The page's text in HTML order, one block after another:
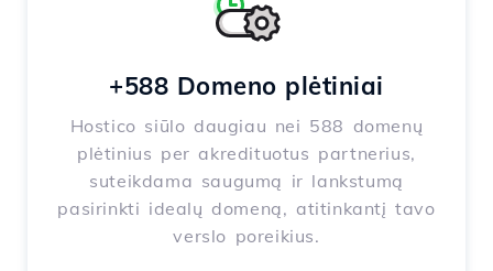
+588 Domeno plėtiniai
Hostico siūlo daugiau nei 588 domenų
plėtinius per akredituotus partnerius,
suteikdama saugumą ir lankstumą
pasirinkti idealų domeną, atitinkantį tavo
verslo poreikius.